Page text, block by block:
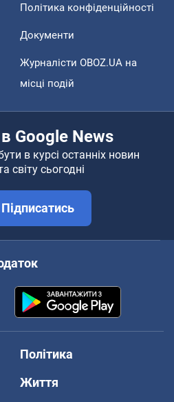
Політика конфіденційності
Документи
Журналісти OBOZ.UA на
місці подій
Google News
в курсі останніх новин
світу сьогодні
Підписатись
Політика
Життя